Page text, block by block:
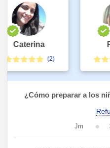
Caterina
(2)
¿Cómo preparar a los
Jm